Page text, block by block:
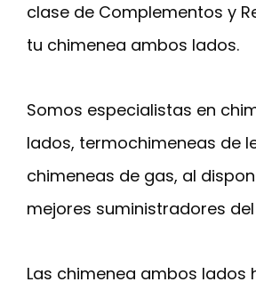
clase de Complementos y
tu chimenea ambos lados.
Somos especialistas en
lados, termochimeneas de
chimeneas de gas, al
mejores suministradores
Las chimenea ambos lados